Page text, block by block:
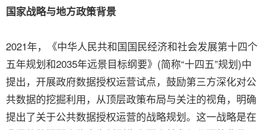
国家战略与地方政策背景
2021年，《中华人民共和国国民经济和社会发展第十四个
五年规划和2035年远景目标纲要》(简称“十四五”规划)中
提出，开展政府数据授权运营试点，鼓励第三方深化对公
共数据的挖掘利用，从顶层政策布局与关注的视角，明确
提出了关于公共数据授权运营的战略规划。这一战略是在